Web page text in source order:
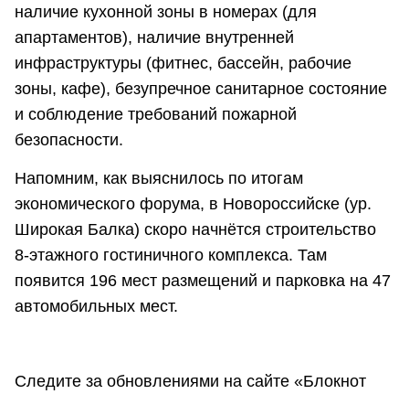
наличие кухонной зоны в номерах (для
апартаментов), наличие внутренней
инфраструктуры (фитнес, бассейн, рабочие
зоны, кафе), безупречное санитарное состояние
и соблюдение требований пожарной
безопасности.
Напомним, как выяснилось по итогам
экономического форума, в Новороссийске (ур.
Широкая Балка) скоро начнётся строительство
8-этажного гостиничного комплекса. Там
появится 196 мест размещений и парковка на 47
автомобильных мест.
Следите за обновлениями на сайте «Блокнот